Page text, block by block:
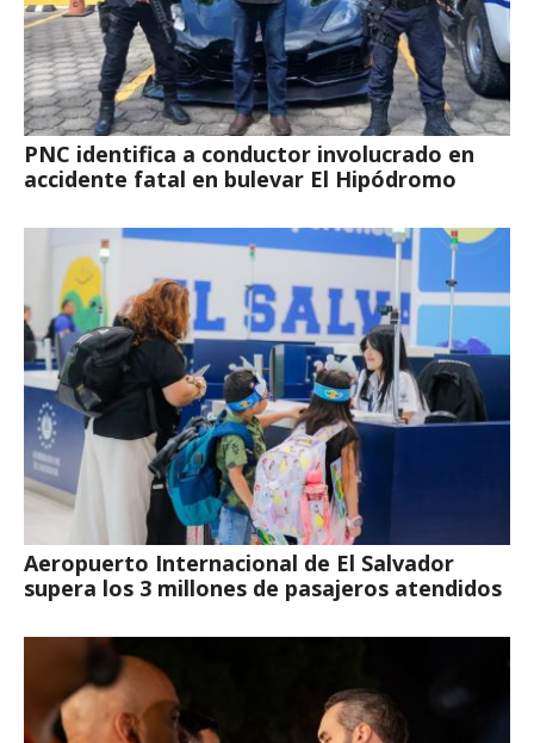
PNC identifica a conductor involucrado en
accidente fatal en bulevar El Hipódromo
Aeropuerto Internacional de El Salvador
supera los 3 millones de pasajeros atendidos